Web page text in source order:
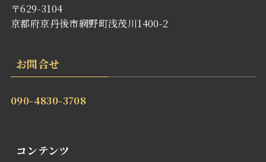
〒629-3104
京都府京丹後市網野町浅茂川1400-2
お問合せ
090-4830-3708
コンテンツ